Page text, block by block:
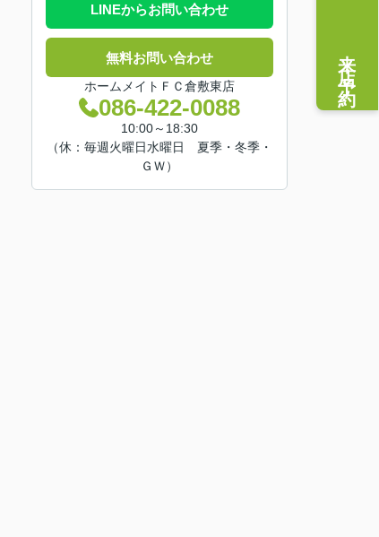
LINEからお問い合わせ
無料お問い合わせ
ホームメイトＦＣ倉敷東店
086-422-0088
10:00～18:30
（休：毎週火曜日水曜日 夏季・冬季・
ＧＷ）
来店予約